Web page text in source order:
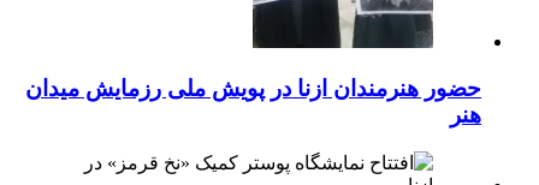
حضور هنرمندان ازنا در پویش ملی رزمایش میدان
هنر